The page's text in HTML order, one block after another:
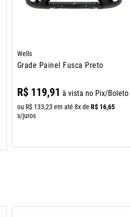
Wells
Grade Painel Fusca Preto
R$ 119,91 à vista no Pix/Boleto
ou R$ 133,23 em até 8x de R$ 16,65
s/juros